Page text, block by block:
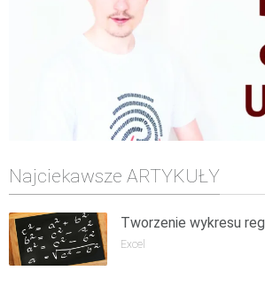
Najciekawsze ARTYKUŁY
Tworzenie wykresu
Excel